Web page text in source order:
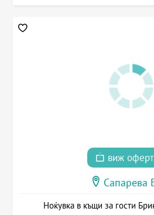
виж
Сапарева
Ноќувка в къщи за гости